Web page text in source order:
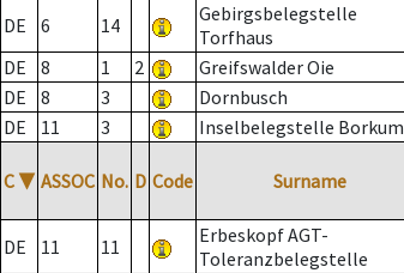
DE
6 14
Gebirgsbelegstelle
Torfhaus
DE
8 1 2 Greifswalder Oie
DE
8 3 Dornbusch
DE
11 3 Inselbelegstelle Borkum
C ▼ ASSOC No. D Code Surname
DE 11 11
Erbeskopf AGT-
Toleranzbelegstelle